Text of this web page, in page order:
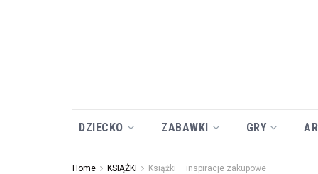
DZIECKO ZABAWKI GRY
Home KSIĄŻKI Książki – inspiracje zakupowe